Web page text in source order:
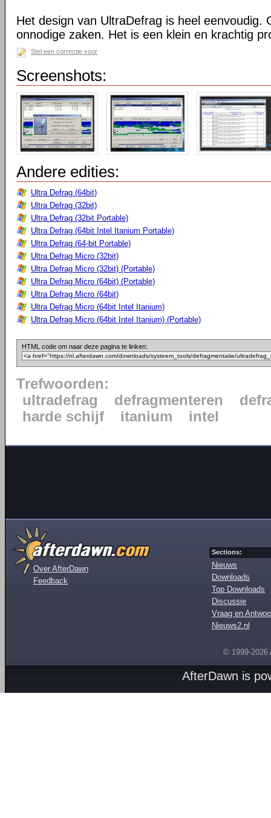
Het design van UltraDefrag is heel eenvoudig.
onnodige zaken. Het is een klein en krachtig
Stel een correctie voor
Screenshots:
Andere edities:
Ultra Defrag (64bit)
Ultra Defrag (32bit)
Ultra Defrag (32bit Portable)
Ultra Defrag (64bit Intel Itanium Portable)
Ultra Defrag (64-bit Portable)
Ultra Defrag Micro (32bit)
Ultra Defrag Micro (32bit) (Portable)
Ultra Defrag Micro (64bit) (Portable)
Ultra Defrag Micro (64bit)
Ultra Defrag Micro (64bit Intel Itanium)
Ultra Defrag Micro (64bit Intel Itanium) (Portable)
HTML code om naar deze pagina te linken:
Trefwoorden:
ultradefrag
defragmenteren
harde schijf
itanium intel
Over AfterDawn
Feedback
Sections:
Nieuws
Downloads
Top Downloads
Discussie
Vraag en
Nieuws2.nl
© 1999-2026
AfterDawn is